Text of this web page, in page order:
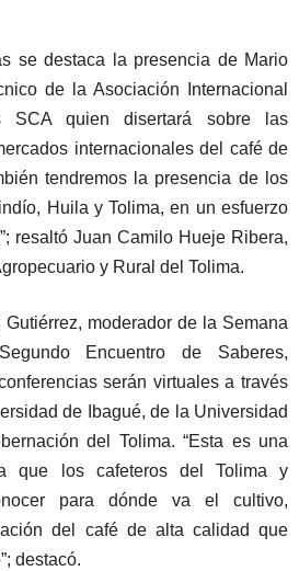
se destaca la presencia de Mario
de la Asociación Internacional
SCA quien disertará sobre las
internacionales del café de
tendremos la presencia de los
Huila y Tolima, en un esfuerzo
resaltó Juan Camilo Hueje Ribera,
y Rural del Tolima.
moderador de la Semana
Encuentro de Saberes,
serán virtuales a través
de Ibagué, de la Universidad
del Tolima. “Esta es una
que los cafeteros del Tolima y
para dónde va el cultivo,
del café de alta calidad que
destacó.